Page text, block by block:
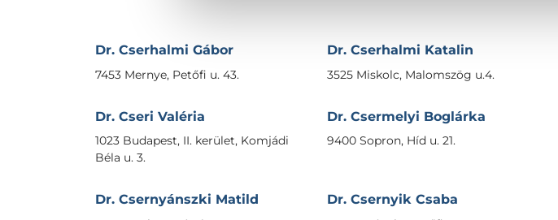
Dr. Cserhalmi Gábor
7453 Mernye, Petőfi u. 43.
Dr. Cserhalmi Katalin
3525 Miskolc, Malomszög u.4.
Dr. Cseri Valéria
1023 Budapest, II. kerület, Komjádi
Béla u. 3.
Dr. Csermelyi Boglárka
9400 Sopron, Híd u. 21.
Dr. Csernyánszki Matild Dr. Csernyik Csaba